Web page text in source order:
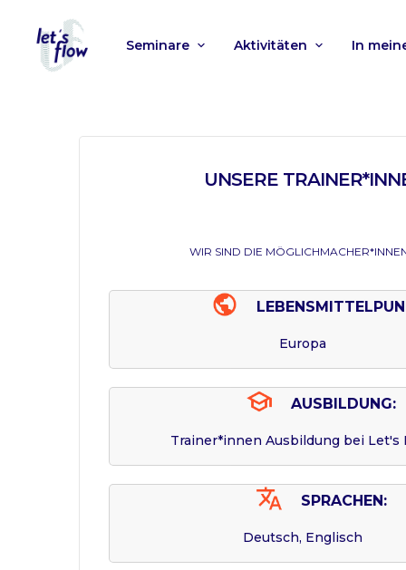
Seminare Aktivitäten In
UNSERE
WIR SIND DIE
Europa
AUSBILDUNG:
Trainer*innen Ausbildung bei Let's
SPRACHEN:
Deutsch, Englisch